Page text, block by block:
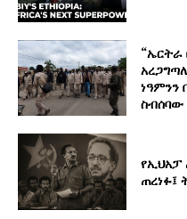
“ኤርትራ
ስብሰባው
ጠረነፉ፤